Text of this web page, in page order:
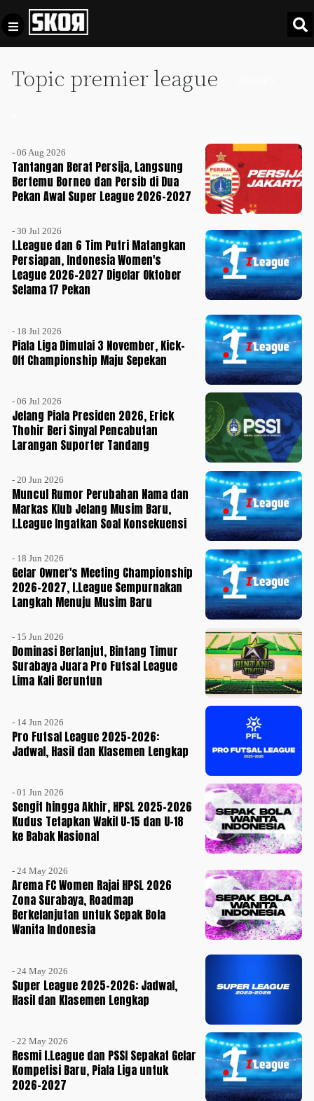
Topic premier league
- 06 Aug 2026
Tantangan Berat Persija, Langsung
Bertemu Borneo dan Persib di Dua
Pekan Awal Super League 2026-2027
- 30 Jul 2026
I.League dan 6 Tim Putri Matangkan
Persiapan, Indonesia Women's
League 2026-2027 Digelar Oktober
Selama 17 Pekan
- 18 Jul 2026
Piala Liga Dimulai 3 November, Kick-
Off Championship Maju Sepekan
- 06 Jul 2026
Jelang Piala Presiden 2026, Erick
Thohir Beri Sinyal Pencabutan
Larangan Suporter Tandang
- 20 Jun 2026
Muncul Rumor Perubahan Nama dan
Markas Klub Jelang Musim Baru,
I.League Ingatkan Soal Konsekuensi
- 18 Jun 2026
Gelar Owner's Meeting Championship
2026-2027, I.League Sempurnakan
Langkah Menuju Musim Baru
- 15 Jun 2026
Dominasi Berlanjut, Bintang Timur
Surabaya Juara Pro Futsal League
Lima Kali Beruntun
- 14 Jun 2026
Pro Futsal League 2025-2026:
Jadwal, Hasil dan Klasemen Lengkap
- 01 Jun 2026
Sengit hingga Akhir, HPSL 2025-2026
Kudus Tetapkan Wakil U-15 dan U-18
ke Babak Nasional
- 24 May 2026
Arema FC Women Rajai HPSL 2026
Zona Surabaya, Roadmap
Berkelanjutan untuk Sepak Bola
Wanita Indonesia
- 24 May 2026
Super League 2025-2026: Jadwal,
Hasil dan Klasemen Lengkap
- 22 May 2026
Resmi I.League dan PSSI Sepakat Gelar
Kompetisi Baru, Piala Liga untuk
2026-2027
Football +
Sports
Update
+
Indonesia
SKOR
SPECIAL
Privacy
Media
Siber
Disclaimer
Tentang
Kami